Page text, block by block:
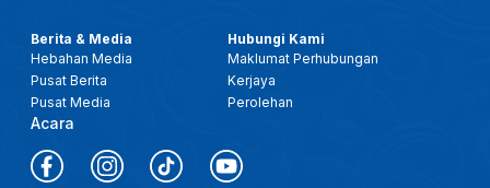
Berita & Media
Hebahan Media
Pusat Berita
Pusat Media
Acara
Hubungi Kami
Maklumat Perhubungan
Kerjaya
Perolehan